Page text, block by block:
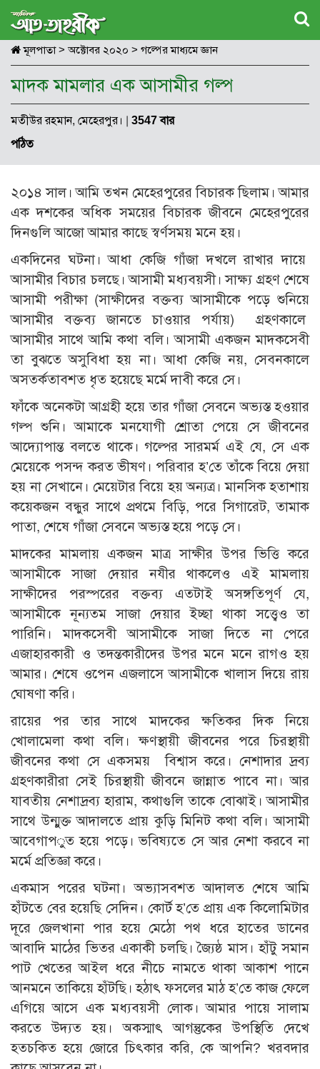
মূলপাতা> অক্টোবর ২০২০ > গল্পের মাধ্যমে জ্ঞান
মাদক মামলার এক আসামীর গল্প
মতীউর রহমান, মেহেরপুর। | 3547 বার
পঠিত
২০১৪ সাল। আমি তখন মেহেরপুরের বিচারক ছিলাম। আমার
এক দশকের অধিক সময়ের বিচারক জীবনে মেহেরপুরের
দিনগুলি আজো আমার কাছে স্বর্ণসময় মনে হয়।
একদিনের ঘটনা। আধা কেজি গাঁজা দখলে রাখার দায়ে
আসামীর বিচার চলছে। আসামী মধ্যবয়সী। সাক্ষ্য গ্রহণ শেষে
আসামী পরীক্ষা (সাক্ষীদের বক্তব্য আসামীকে পড়ে শুনিয়ে
আসামীর বক্তব্য জানতে চাওয়ার পর্যায়) গ্রহণকালে
আসামীর সাথে আমি কথা বলি। আসামী একজন মাদকসেবী
তা বুঝতে অসুবিধা হয় না। আধা কেজি নয়, সেবনকালে
অসতর্কতাবশত ধৃত হয়েছে মর্মে দাবী করে সে।
ফাঁকে অনেকটা আগ্রহী হয়ে তার গাঁজা সেবনে অভ্যস্ত হওয়ার
গল্প শুনি। আমাকে মনযোগী শ্রোতা পেয়ে সে জীবনের
আদ্যোপান্ত বলতে থাকে। গল্পের সারমর্ম এই যে, সে এক
মেয়েকে পসন্দ করত ভীষণ। পরিবার হ’তে তাঁকে বিয়ে দেয়া
হয় না সেখানে। মেয়েটার বিয়ে হয় অন্যত্র। মানসিক হতাশায়
কয়েকজন বন্ধুর সাথে প্রথমে বিড়ি, পরে সিগারেট, তামাক
পাতা, শেষে গাঁজা সেবনে অভ্যস্ত হয়ে পড়ে সে।
মাদকের মামলায় একজন মাত্র সাক্ষীর উপর ভিত্তি করে
আসামীকে সাজা দেয়ার নযীর থাকলেও এই মামলায়
সাক্ষীদের পরস্পরের বক্তব্য এতটাই অসঙ্গতিপূর্ণ যে,
আসামীকে নূন্যতম সাজা দেয়ার ইচ্ছা থাকা সত্ত্বেও তা
পারিনি। মাদকসেবী আসামীকে সাজা দিতে না পেরে
এজাহারকারী ও তদন্তকারীদের উপর মনে মনে রাগও হয়
আমার। শেষে ওপেন এজলাসে আসামীকে খালাস দিয়ে রায়
ঘোষণা করি।
রায়ের পর তার সাথে মাদকের ক্ষতিকর দিক নিয়ে
খোলামেলা কথা বলি। ক্ষণস্থায়ী জীবনের পরে চিরস্থায়ী
জীবনের কথা সে একসময় বিশ্বাস করে। নেশাদার দ্রব্য
গ্রহণকারীরা সেই চিরস্থায়ী জীবনে জান্নাত পাবে না। আর
যাবতীয় নেশাদ্রব্য হারাম, কথাগুলি তাকে বোঝাই। আসামীর
সাথে উন্মুক্ত আদালতে প্রায় কুড়ি মিনিট কথা বলি। আসামী
আবেগাপ­ুত হয়ে পড়ে। ভবিষ্যতে সে আর নেশা করবে না
মর্মে প্রতিজ্ঞা করে।
একমাস পরের ঘটনা। অভ্যাসবশত আদালত শেষে আমি
হাঁটতে বের হয়েছি সেদিন। কোর্ট হ’তে প্রায় এক কিলোমিটার
দূরে জেলখানা পার হয়ে মেঠো পথ ধরে হাতের ডানের
আবাদি মাঠের ভিতর একাকী চলছি। জ্যৈষ্ঠ মাস। হাঁটু সমান
পাট খেতের আইল ধরে নীচে নামতে থাকা আকাশ পানে
আনমনে তাকিয়ে হাঁটছি। হঠাৎ ফসলের মাঠ হ’তে কাজ ফেলে
এগিয়ে আসে এক মধ্যবয়সী লোক। আমার পায়ে সালাম
করতে উদ্যত হয়। অকস্মাৎ আগন্তুকের উপস্থিতি দেখে
হতচকিত হয়ে জোরে চিৎকার করি, কে আপনি? খরবদার